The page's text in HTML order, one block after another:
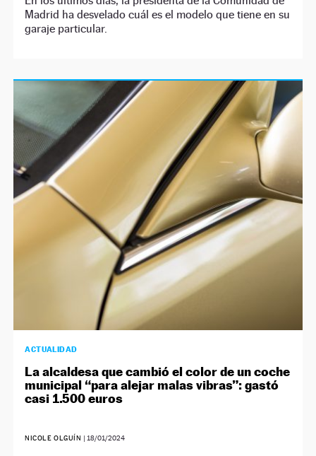
Madrid ha desvelado cuál es el modelo que tiene en su
garaje particular.
ACTUALIDAD
La alcaldesa que cambió el color de un coche
municipal “para alejar malas vibras”: gastó
casi 1.500 euros
NICOLE OLGUÍN | 18/01/2024